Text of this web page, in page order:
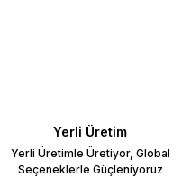
Yerli Üretim
Yerli Üretimle Üretiyor, Global
Seçeneklerle Güçleniyoruz